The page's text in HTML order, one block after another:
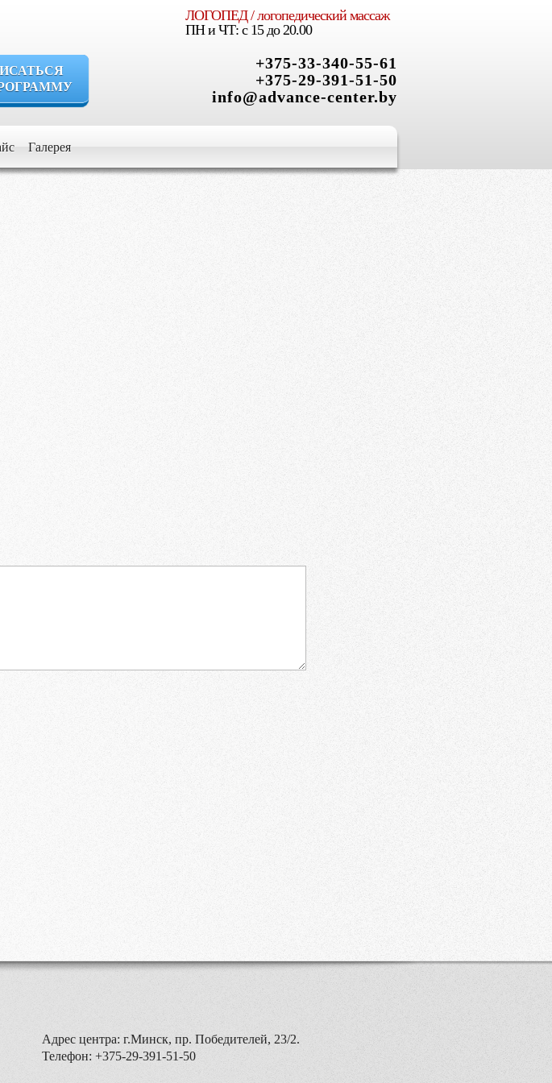
ЛОГОПЕД / логопедический массаж
ПН и ЧТ: с 15 до 20.00
+375-33-340-55-61
+375-29-391-51-50
info@advance-center.by
Галерея
должен расти умным, уверенным, творческим,
лучшее для его развития и роста
Адрес центра: г.Минск, пр. Победителей, 23/2.
Телефон: +375-29-391-51-50